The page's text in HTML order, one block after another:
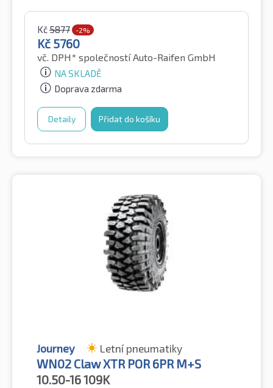
Kč5877 -2%
Kč 5760
vč. DPH* společností Auto-Raifen GmbH
NA SKLADĚ
Doprava zdarma
Detaily Přidat do košíku
Journey Letní pneumatiky
WN02 Claw XTR POR 6PR M+S
10.50-16109K